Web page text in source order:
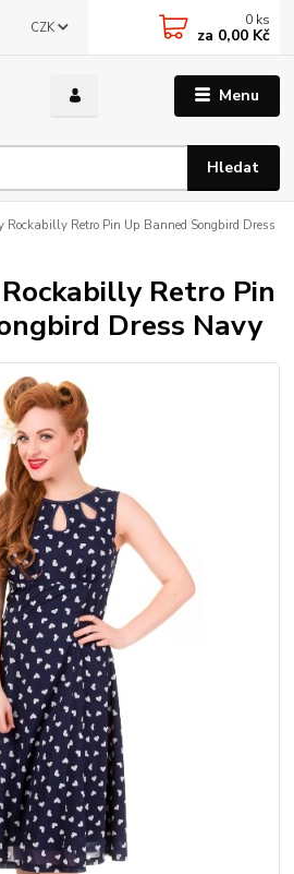
Menu
CZK
Hledat
0 ks
za 0,00 Kč
Rockabilly Retro Pin Up Banned Songbird Dress
Retro Pin
Dress Navy